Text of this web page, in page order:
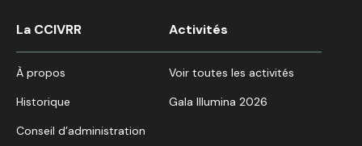
La CCIVRR
À propos
Historique
Conseil d’administration
Activités
Voir toutes les activités
Gala Illumina 2026